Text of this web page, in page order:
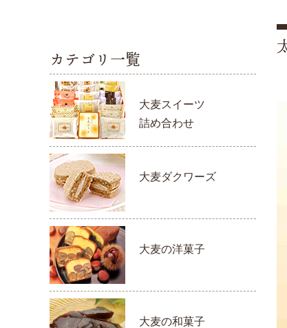
カテゴリ一覧
大麦スイーツ
詰め合わせ
大麦ダクワーズ
大麦の洋菓子
大麦の和菓子